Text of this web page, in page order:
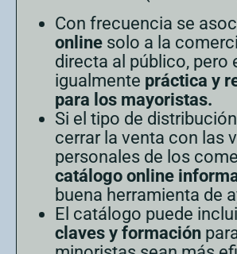
Con frecuencia se
online solo a la
directa al público, pero
igualmente práctica y
para los mayoristas.
Si el tipo de
cerrar la venta con las
personales de los
catálogo online
buena herramienta de
El catálogo puede
claves y formación